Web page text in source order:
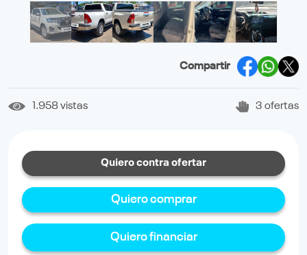
Compartir
1.958 vistas 3 ofertas
Quiero contra ofertar
Quiero comprar
Quiero financiar